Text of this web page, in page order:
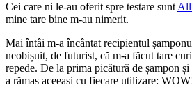
Cei care ni le-au oferit spre testare sunt All
mine tare bine m-au nimerit.
Mai întâi m-a încântat recipientul
neobișuit, de futurist, că m-a făcut tare
repede. De la prima picătură de șampon
a rămas aceeași cu fiecare utilizare: